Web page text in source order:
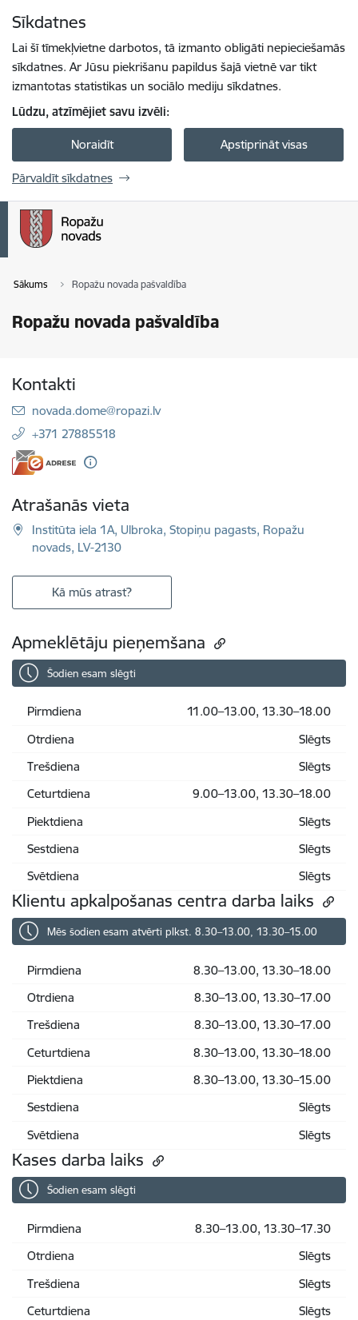
Sīkdatnes
Lai šī tīmekļvietne darbotos, tā izmanto obligāti nepieciešamās
sīkdatnes. Ar Jūsu piekrišanu papildus šajā vietnē var tikt
izmantotas statistikas un sociālo mediju sīkdatnes.
Lūdzu, atzīmējiet savu izvēli:
Noraidīt Apstiprināt visas
Pārvaldīt sīkdatnes
Sākums Ropažu novada pašvaldība
Ropažu novada pašvaldība
Kontakti
E-pasts:
novada.dome@ropazi.lv
+371 27885518
Atrašanās vieta
Institūta iela 1A, Ulbroka, Stopiņu pagasts, Ropažu
novads, LV-2130
Kā mūs atrast?
Apmeklētāju pieņemšana
Šodien esam slēgti
Pirmdiena
11.00–13.00, 13.30–18.00
Otrdiena
Slēgts
Trešdiena
Slēgts
Ceturtdiena
9.00–13.00, 13.30–18.00
Piektdiena
Slēgts
Sestdiena
Slēgts
Svētdiena
Slēgts
Klientu apkalpošanas centra darba laiks
Mēs šodien esam atvērti plkst. 8.30–13.00, 13.30–15.00
Pirmdiena
8.30–13.00, 13.30–18.00
Otrdiena
8.30–13.00, 13.30–17.00
Trešdiena
8.30–13.00, 13.30–17.00
Ceturtdiena
8.30–13.00, 13.30–18.00
Piektdiena
8.30–13.00, 13.30–15.00
Sestdiena
Slēgts
Svētdiena
Slēgts
Kases darba laiks
Šodien esam slēgti
Pirmdiena
8.30–13.00, 13.30–17.30
Otrdiena
Slēgts
Trešdiena
Slēgts
Ceturtdiena
Slēgts